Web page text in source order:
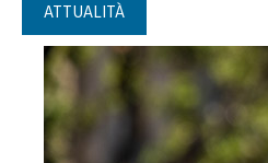
ATTUALITÀ